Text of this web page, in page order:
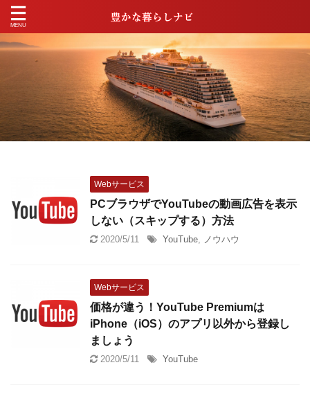
Webサービス
PCブラウザでYouTubeの動画広告を表示
しない（スキップする）方法
2020/5/11 YouTube ノウハウ
Webサービス
価格が違う！YouTube Premiumは
iPhone（iOS）のアプリ以外から登録し
ましょう
2020/5/11 YouTube